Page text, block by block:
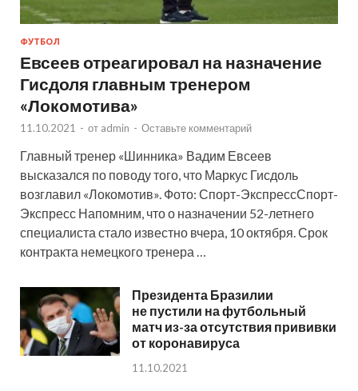
ФУТБОЛ
Евсеев отреагировал на назначение
Гисдоля главным тренером
«Локомотива»
11.10.2021 - от admin - Оставьте комментарий
Главный тренер «Шинника» Вадим Евсеев
высказался по поводу того, что Маркус Гисдоль
возглавил «Локомотив». Фото: Спорт-ЭкспрессСпорт-
Экспресс Напомним, что о назначении 52-летнего
специалиста стало известно вчера, 10 октября. Срок
контракта немецкого тренера …
Президента Бразилии
не пустили на футбольный
матч из-за отсутствия прививки
от коронавируса
11.10.2021